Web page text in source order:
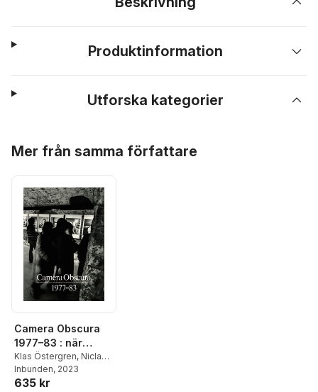
Produktinformation
Utforska kategorier
Mer från samma författare
Camera Obscura
1977–83 : när
fotohistoria
visades (och
skapades) i en
Klas Östergren, Niclas
Östlind,Rebecka
Tarschys
Inbunden, 2023
635 kr